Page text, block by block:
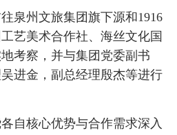
泉州文旅集团旗下源和1916
艺美术合作社、海丝文化国
考察，并与集团党委副书
进金，副总经理殷杰等进行
自核心优势与合作需求深入